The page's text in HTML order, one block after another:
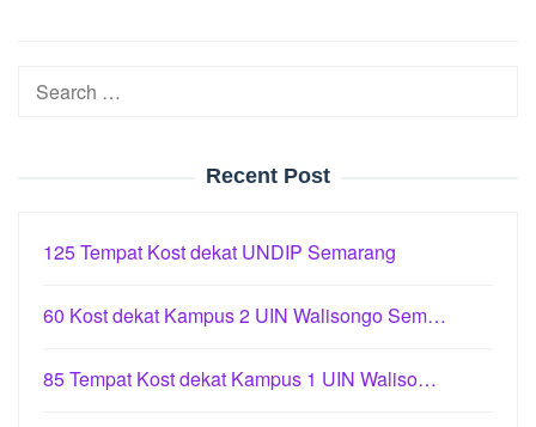
Search
Recent Post
125 Tempat Kost dekat UNDIP Semarang
60 Kost dekat Kampus 2 UIN Walisongo Sem…
85 Tempat Kost dekat Kampus 1 UIN Waliso…